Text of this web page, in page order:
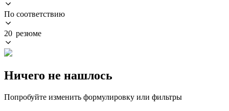
По соответствию
20 резюме
Ничего не нашлось
Попробуйте изменить формулировку или фильтры